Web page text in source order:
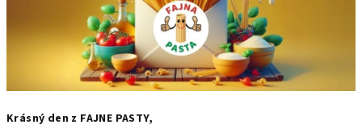
Krásný den z FAJNE PASTY,